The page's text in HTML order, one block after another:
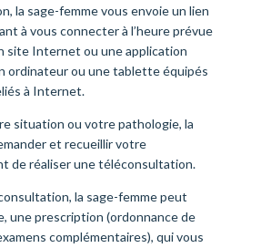
la sage-femme vous envoie un lien
à vous connecter à l’heure prévue
site Internet ou une application
ordinateur ou une tablette équipés
à Internet.
situation ou votre pathologie, la
et recueillir votre
de réaliser une téléconsultation.
la sage-femme peut
une prescription (ordonnance de
complémentaires), qui vous